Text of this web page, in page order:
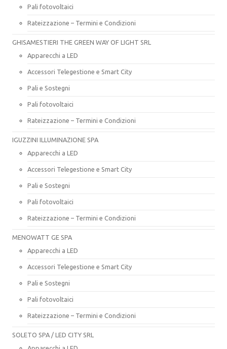
Pali fotovoltaici
Rateizzazione – Termini e Condizioni
GHISAMESTIERI THE GREEN WAY OF LIGHT SRL
Apparecchi a LED
Accessori Telegestione e Smart City
Pali e Sostegni
Pali fotovoltaici
Rateizzazione – Termini e Condizioni
IGUZZINI ILLUMINAZIONE SPA
Apparecchi a LED
Accessori Telegestione e Smart City
Pali e Sostegni
Pali fotovoltaici
Rateizzazione – Termini e Condizioni
MENOWATT GE SPA
Apparecchi a LED
Accessori Telegestione e Smart City
Pali e Sostegni
Pali fotovoltaici
Rateizzazione – Termini e Condizioni
SOLETO SPA / LED CITY SRL